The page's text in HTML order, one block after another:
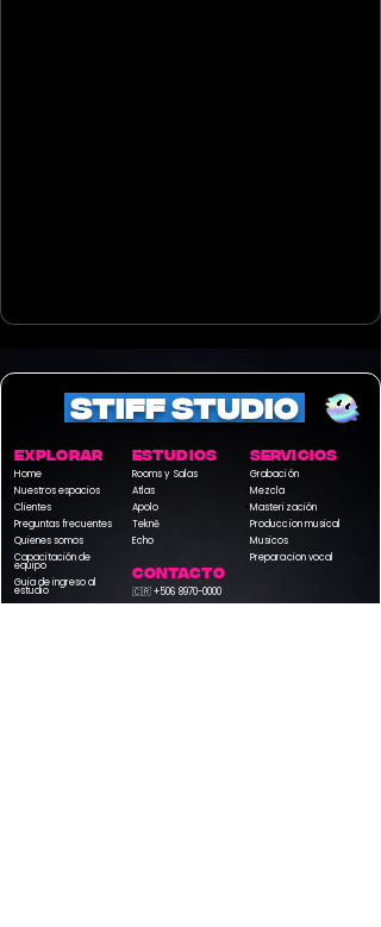
STIFF STUDIO
EXPLORAR
Home
Nuestros espacios
Clientes
Preguntas frecuentes
Quienes somos
Capacitación de
equipo
Guia de ingreso al
estudio
ESTUDIOS
Rooms y Salas
Atlas
Apolo
Teknē
Echo
contacto
🇨🇷+506 8970-0000
Servicios
Grabación
Mezcla
Masterización
Produccion musical
Musicos
Preparacion vocal